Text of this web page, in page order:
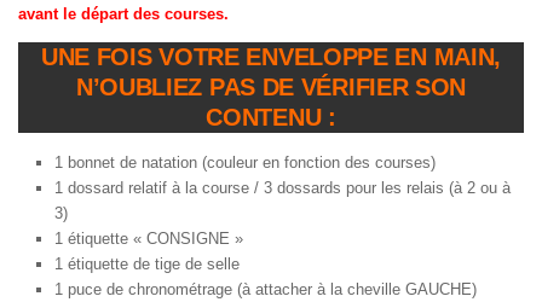
avant le départ des courses.
UNE FOIS VOTRE ENVELOPPE EN MAIN,
N’OUBLIEZ PAS DE VÉRIFIER SON
CONTENU :
1 bonnet de natation (couleur en fonction des courses)
1 dossard relatif à la course / 3 dossards pour les relais (à 2 ou à
3)
1 étiquette « CONSIGNE »
1 étiquette de tige de selle
1 puce de chronométrage (à attacher à la cheville GAUCHE)